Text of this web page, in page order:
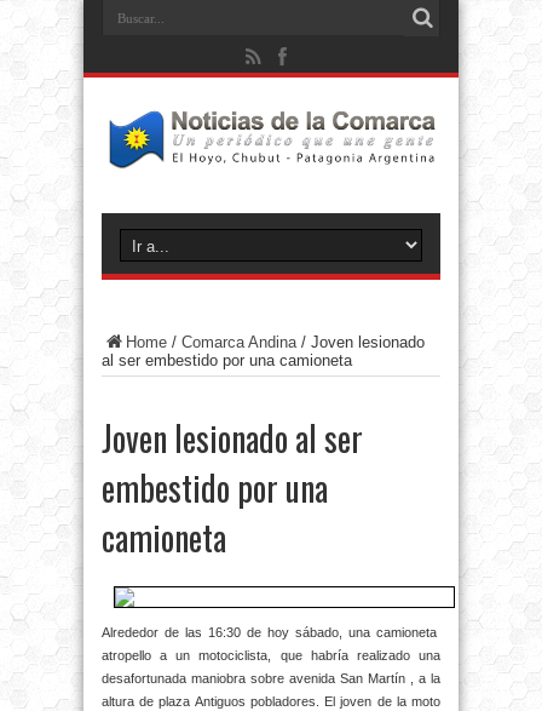
Home / Comarca Andina/ Joven lesionado
al ser embestido por una camioneta
Joven lesionado al ser
embestido por una
camioneta
Alrededor de las 16:30 de hoy sábado, una camioneta
atropello a un motociclista, que habría realizado una
desafortunada maniobra sobre avenida San Martín , a la
altura de plaza Antiguos pobladores. El joven de la moto